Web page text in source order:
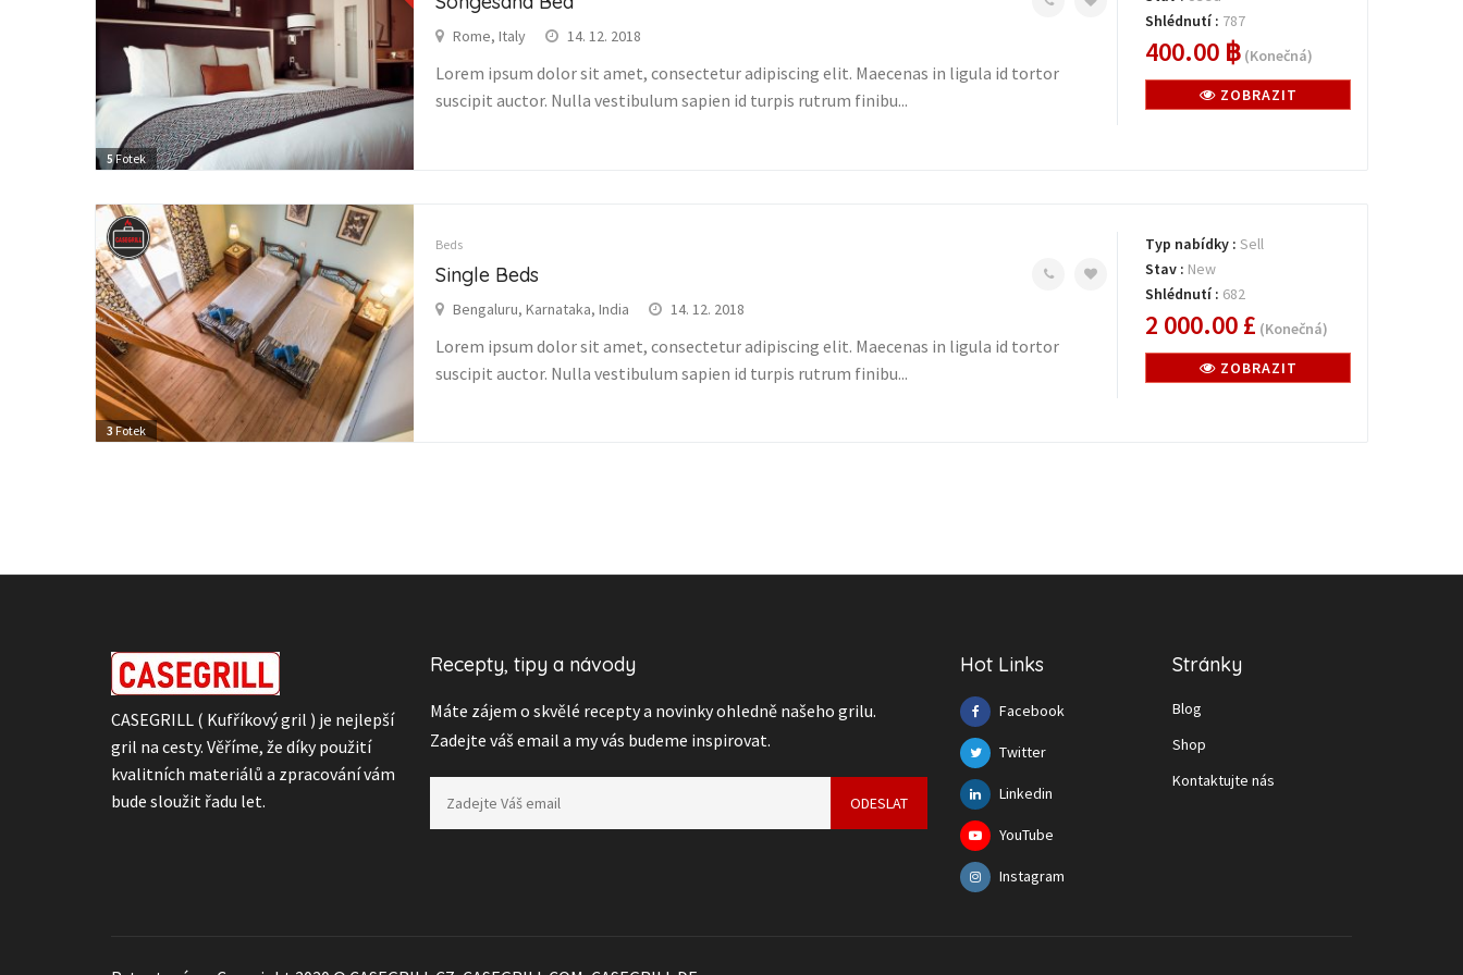
5Fotek
Rome, Italy 14. 12. 2018
Lorem ipsum dolor sit amet, consectetur adipiscing elit. Maecenas in ligula id tortor
suscipit auctor. Nulla vestibulum sapien id turpis rutrum finibu...
Shlédnutí : 787
400.00 ฿ (Konečná)
ZOBRAZIT
3 Fotek
Beds
Single Beds
Bengaluru, Karnataka, India 14. 12. 2018
Lorem ipsum dolor sit amet, consectetur adipiscing elit. Maecenas in ligula id tortor
suscipit auctor. Nulla vestibulum sapien id turpis rutrum finibu...
Typ nabídky : Sell
Stav : New
Shlédnutí : 682
2 000.00 £ (Konečná)
ZOBRAZIT
CASEGRILL ( Kufříkový gril ) je nejlepší
gril na cesty. Věříme, že díky použití
kvalitních materiálů a zpracování vám
bude sloužit řadu let.
Recepty, tipy a návody
Máte zájem o skvělé recepty a novinky ohledně našeho grilu.
Zadejte váš email a my vás budeme inspirovat.
Hot Links
Facebook
Twitter
Linkedin
YouTube
Instagram
Stránky
Blog
Shop
Kontaktujte nás